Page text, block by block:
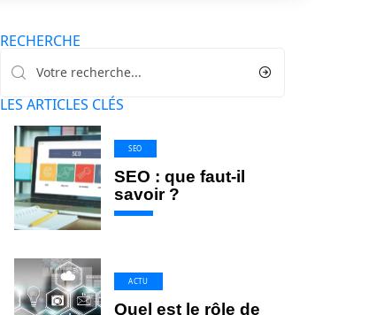
RECHERCHE
LES ARTICLES CLÉS
SEO
SEO : que faut-il
savoir ?
ACTU
Quel est le rôle de